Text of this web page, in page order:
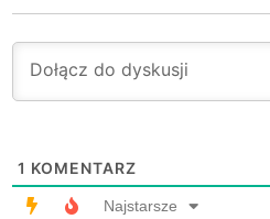
1 KOMENTARZ
Najstarsze